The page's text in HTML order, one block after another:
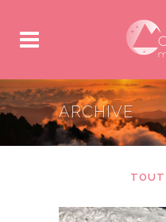
ARCHIVE
TOUT